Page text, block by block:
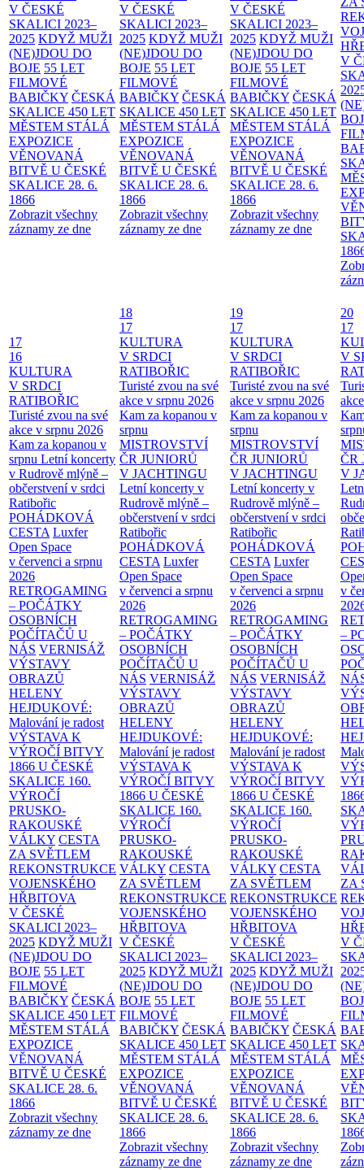
V ČESKÉ
SKALICI 2023–
2025 KDYŽ MUŽI
(NE)JDOU DO
BOJE 55 LET
FILMOVÉ
BABIČKY ČESKÁ
SKALICE 450 LET
MĚSTEM STÁLÁ
EXPOZICE
VĚNOVANÁ
BITVĚ U ČESKÉ
SKALICE 28. 6.
1866
Zobrazit všechny
záznamy ze dne
V ČESKÉ
SKALICI 2023–
2025 KDYŽ MUŽI
(NE)JDOU DO
BOJE 55 LET
FILMOVÉ
BABIČKY ČESKÁ
SKALICE 450 LET
MĚSTEM STÁLÁ
EXPOZICE
VĚNOVANÁ
BITVĚ U ČESKÉ
SKALICE 28. 6.
1866
Zobrazit všechny
záznamy ze dne
V ČESKÉ
SKALICI 2023–
2025 KDYŽ MUŽI
(NE)JDOU DO
BOJE 55 LET
FILMOVÉ
BABIČKY ČESKÁ
SKALICE 450 LET
MĚSTEM STÁLÁ
EXPOZICE
VĚNOVANÁ
BITVĚ U ČESKÉ
SKALICE 28. 6.
1866
Zobrazit všechny
záznamy ze dne
V
17
16
KULTURA
V SRDCI
RATIBOŘIC
Turisté zvou na své
akce v srpnu 2026
Kam za kopanou v
srpnu Letní koncerty
v Rudrově mlýně –
občerstvení v srdci
Ratibořic
POHÁDKOVÁ
CESTA Luxfer
Open Space
v červenci a srpnu
2026
RETROGAMING
– POČÁTKY
OSOBNÍCH
POČÍTAČŮ U
NÁS VERNISÁŽ
VÝSTAVY
OBRAZŮ
HELENY
HEJDUKOVÉ:
Malování je radost
VÝSTAVA K
VÝROČÍ BITVY
1866 U ČESKÉ
SKALICE 160.
VÝROČÍ
PRUSKO-
RAKOUSKÉ
VÁLKY CESTA
ZA SVĚTLEM
REKONSTRUKCE
VOJENSKÉHO
HŘBITOVA
V ČESKÉ
SKALICI 2023–
2025 KDYŽ MUŽI
(NE)JDOU DO
BOJE 55 LET
FILMOVÉ
BABIČKY ČESKÁ
SKALICE 450 LET
MĚSTEM STÁLÁ
EXPOZICE
VĚNOVANÁ
BITVĚ U ČESKÉ
SKALICE 28. 6.
1866
Zobrazit všechny
záznamy ze dne
18
17
KULTURA
V SRDCI
RATIBOŘIC
Turisté zvou na své
akce v srpnu 2026
Kam za kopanou v
srpnu
MISTROVSTVÍ
ČR JUNIORŮ
V JACHTINGU
Letní koncerty v
Rudrově mlýně –
občerstvení v srdci
Ratibořic
POHÁDKOVÁ
CESTA Luxfer
Open Space
v červenci a srpnu
2026
RETROGAMING
– POČÁTKY
OSOBNÍCH
POČÍTAČŮ U
NÁS VERNISÁŽ
VÝSTAVY
OBRAZŮ
HELENY
HEJDUKOVÉ:
Malování je radost
VÝSTAVA K
VÝROČÍ BITVY
1866 U ČESKÉ
SKALICE 160.
VÝROČÍ
PRUSKO-
RAKOUSKÉ
VÁLKY CESTA
ZA SVĚTLEM
REKONSTRUKCE
VOJENSKÉHO
HŘBITOVA
V ČESKÉ
SKALICI 2023–
2025 KDYŽ MUŽI
(NE)JDOU DO
BOJE 55 LET
FILMOVÉ
BABIČKY ČESKÁ
SKALICE 450 LET
MĚSTEM STÁLÁ
EXPOZICE
VĚNOVANÁ
BITVĚ U ČESKÉ
SKALICE 28. 6.
1866
Zobrazit všechny
záznamy ze dne
19
17
KULTURA
V SRDCI
RATIBOŘIC
Turisté zvou na své
akce v srpnu 2026
Kam za kopanou v
srpnu
MISTROVSTVÍ
ČR JUNIORŮ
V JACHTINGU
Letní koncerty v
Rudrově mlýně –
občerstvení v srdci
Ratibořic
POHÁDKOVÁ
CESTA Luxfer
Open Space
v červenci a srpnu
2026
RETROGAMING
– POČÁTKY
OSOBNÍCH
POČÍTAČŮ U
NÁS VERNISÁŽ
VÝSTAVY
OBRAZŮ
HELENY
HEJDUKOVÉ:
Malování je radost
VÝSTAVA K
VÝROČÍ BITVY
1866 U ČESKÉ
SKALICE 160.
VÝROČÍ
PRUSKO-
RAKOUSKÉ
VÁLKY CESTA
ZA SVĚTLEM
REKONSTRUKCE
VOJENSKÉHO
HŘBITOVA
V ČESKÉ
SKALICI 2023–
2025 KDYŽ MUŽI
(NE)JDOU DO
BOJE 55 LET
FILMOVÉ
BABIČKY ČESKÁ
SKALICE 450 LET
MĚSTEM STÁLÁ
EXPOZICE
VĚNOVANÁ
BITVĚ U ČESKÉ
SKALICE 28. 6.
1866
Zobrazit všechny
záznamy ze dne
20
17
V
ČR
V
v
–
ZA
V